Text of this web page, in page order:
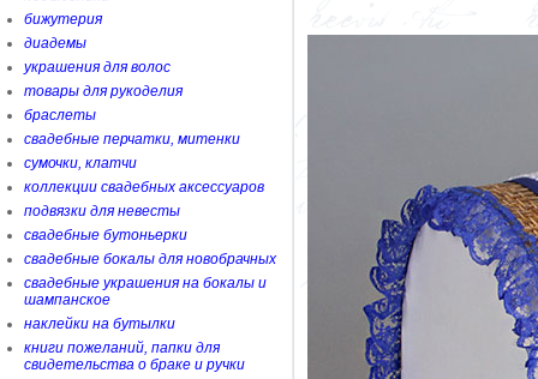
бижутерия
диадемы
украшения для волос
товары для рукоделия
браслеты
свадебные перчатки, митенки
сумочки, клатчи
коллекции свадебных аксессуаров
подвязки для невесты
свадебные бутоньерки
свадебные бокалы для новобрачных
свадебные украшения на бокалы и
шампанское
наклейки на бутылки
книги пожеланий, папки для
свидетельства о браке и ручки